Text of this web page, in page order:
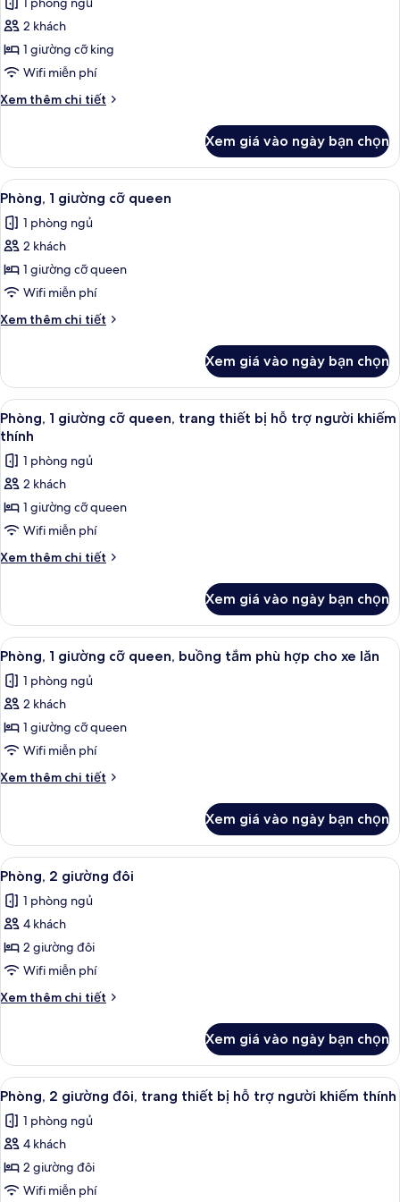
king
cả
ảnh
Phòng,
1
giường
cỡ
buồng
tắm
phù
hợp
cho
xe
lăn
2 khách
1 giường cỡ king
Wifi miễn phí
Xem thêm chi tiết
Chi
Phòng,
giường
king,
buồng
phù
hợp
xe
Xem giá vào ngày bạn chọn
Xem
tất
cả
ảnh
Phòng,
1
giường
cỡ
Bộ trải giường bằng vải cotton Ai
7
Phòng, 1 giường cỡ queen
1 phòng ngủ
2 khách
1 giường cỡ queen
Wifi miễn phí
Xem thêm chi tiết
Chi
Phòng,
giường
cỡ
Xem giá vào ngày bạn chọn
Xem
tất
cả
ảnh
Phòng,
1
giường
cỡ
thiết
bị
hỗ
trợ
người
khiếm
thính
Bộ trải giường bằng vải cotton Ai
7
Phòng, 1 giường cỡ queen, trang thiết bị hỗ trợ người khiếm
thính
1 phòng ngủ
2 khách
1 giường cỡ queen
Wifi miễn phí
Xem thêm chi tiết
Chi
Phòng,
giường
queen,
trang
bị
hỗ
người
Xem giá vào ngày bạn chọn
Xem
tất
cả
ảnh
Phòng,
1
giường
cỡ
buồng
tắm
phù
hợp
cho
xe
lăn
Bộ trải giường bằng vải cotton Ai
7
Phòng, 1 giường cỡ queen, buồng tắm phù hợp cho xe lăn
1 phòng ngủ
2 khách
1 giường cỡ queen
Wifi miễn phí
Xem thêm chi tiết
Chi
Phòng,
giường
queen,
buồng
phù
hợp
xe
Xem giá vào ngày bạn chọn
Xem
tất
cả
ảnh
Phòng,
2
giường
đôi
Bộ trải giường bằng vải cotton Ai
5
Phòng, 2 giường đôi
1 phòng ngủ
4 khách
2 giường đôi
Wifi miễn phí
Xem thêm chi tiết
Chi
Phòng,
giường
Xem giá vào ngày bạn chọn
Xem
tất
cả
ảnh
Phòng,
2
Bộ trải giường bằng vải cotton Ai
5
Phòng, 2 giường đôi, trang thiết bị hỗ trợ người khiếm thính
1 phòng ngủ
4 khách
2 giường đôi
Wifi miễn phí